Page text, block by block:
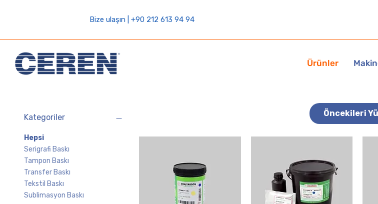
Bize ulaşın | +90 212 613 94 94
Ürünler
Kategoriler
Hepsi
Serigrafi Baskı
Tampon Baskı
Transfer Baskı
Tekstil Baskı
Sublimasyon Baskı
Öncekileri